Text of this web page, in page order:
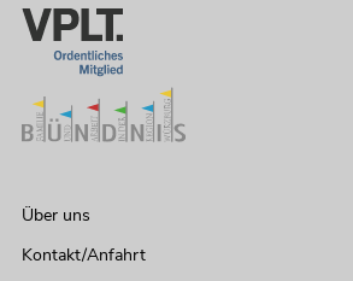
Über uns
Kontakt/Anfahrt